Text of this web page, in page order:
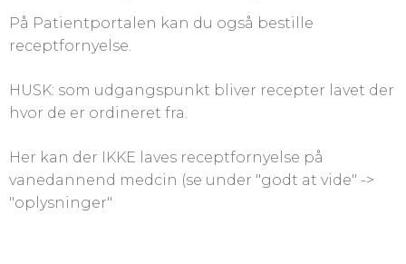
På Patientportalen kan du også bestille
receptfornyelse.
HUSK: som udgangspunkt bliver recepter lavet der
hvor de er ordineret fra.
Her kan der IKKE laves receptfornyelse på
vanedannend medcin (se under "godt at vide" ->
"oplysninger"